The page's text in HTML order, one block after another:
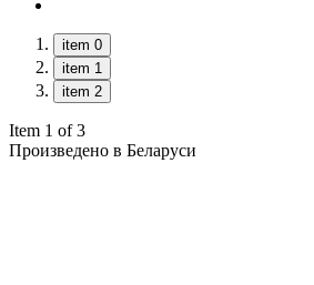
item 0
item 1
item 2
Item 1 of 3
Произведено в Беларуси